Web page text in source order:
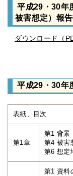
平成29・30年
被害想定）報
ダウンロード（
平成29・30年
表紙、目次
第1章
第1 背
第4 被害
第6 想定
第1 資料